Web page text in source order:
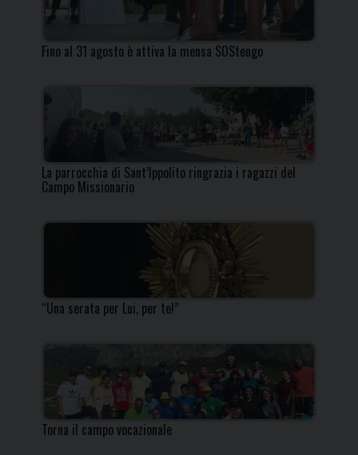
Fino al 31 agosto è attiva la mensa SOStengo
La parrocchia di Sant’Ippolito ringrazia i ragazzi del
Campo Missionario
“Una serata per Lui, per te!”
Torna il campo vocazionale